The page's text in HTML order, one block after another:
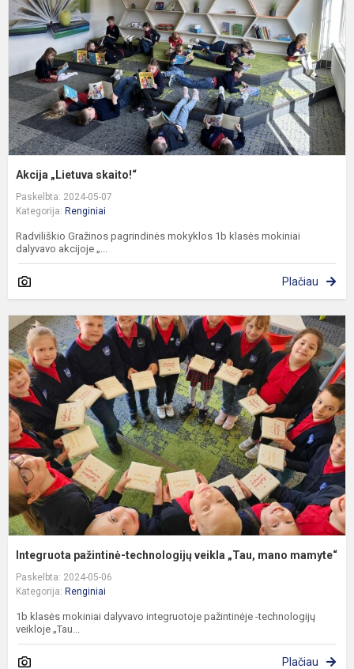
Akcija „Lietuva skaito!“
Paskelbta: 2024-05-07
Kategorija: Renginiai
Radviliškio Gražinos pagrindinės mokyklos 1b klasės mokiniai
dalyvavo akcijoje „...
Plačiau
Integruota pažintinė-technologijų veikla „Tau, mano mamyte“
Paskelbta: 2024-05-06
Kategorija: Renginiai
1b klasės mokiniai dalyvavo integruotoje pažintinėje -technologijų
veikloje „Tau...
Plačiau